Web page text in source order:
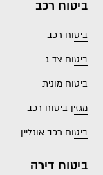
ביטוח רכב
ביטוח רכב
ביטוח צד ג
ביטוח מונית
מגזין ביטוח רכב
ביטוח רכב אונליין
ביטוח דירה